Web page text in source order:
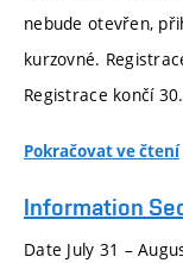
nebude otevřen,
kurzovné.
Registrace končí
Pokračovat ve čtení
Information
Date July 31 –